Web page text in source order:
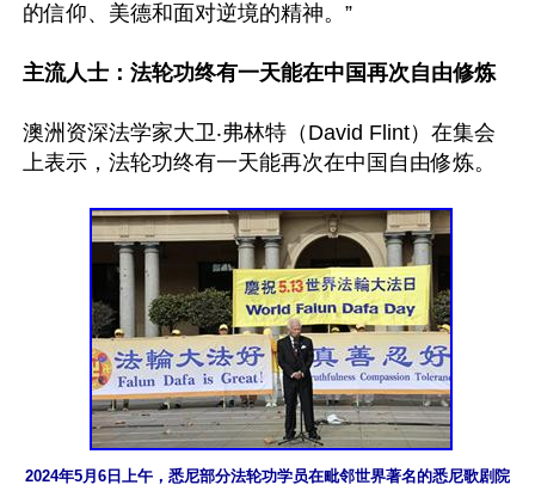
的信仰、美德和面对逆境的精神。”
主流人士：法轮功终有一天能在中国再次自由修炼
澳洲资深法学家大卫‧弗林特（David Flint）在集会
上表示，法轮功终有一天能再次在中国自由修炼。
2024年5月6日上午，悉尼部分法轮功学员在毗邻世界著名的悉尼歌剧院